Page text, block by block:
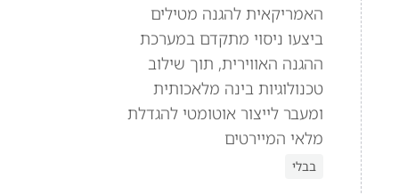
האמריקאית להגנה מטילים
ביצעו ניסוי מתקדם במערכת
ההגנה האווירית, תוך שילוב
טכנולוגיות בינה מלאכותית
ומעבר לייצור אוטומטי להגדלת
מלאי המיירטים
בבלי